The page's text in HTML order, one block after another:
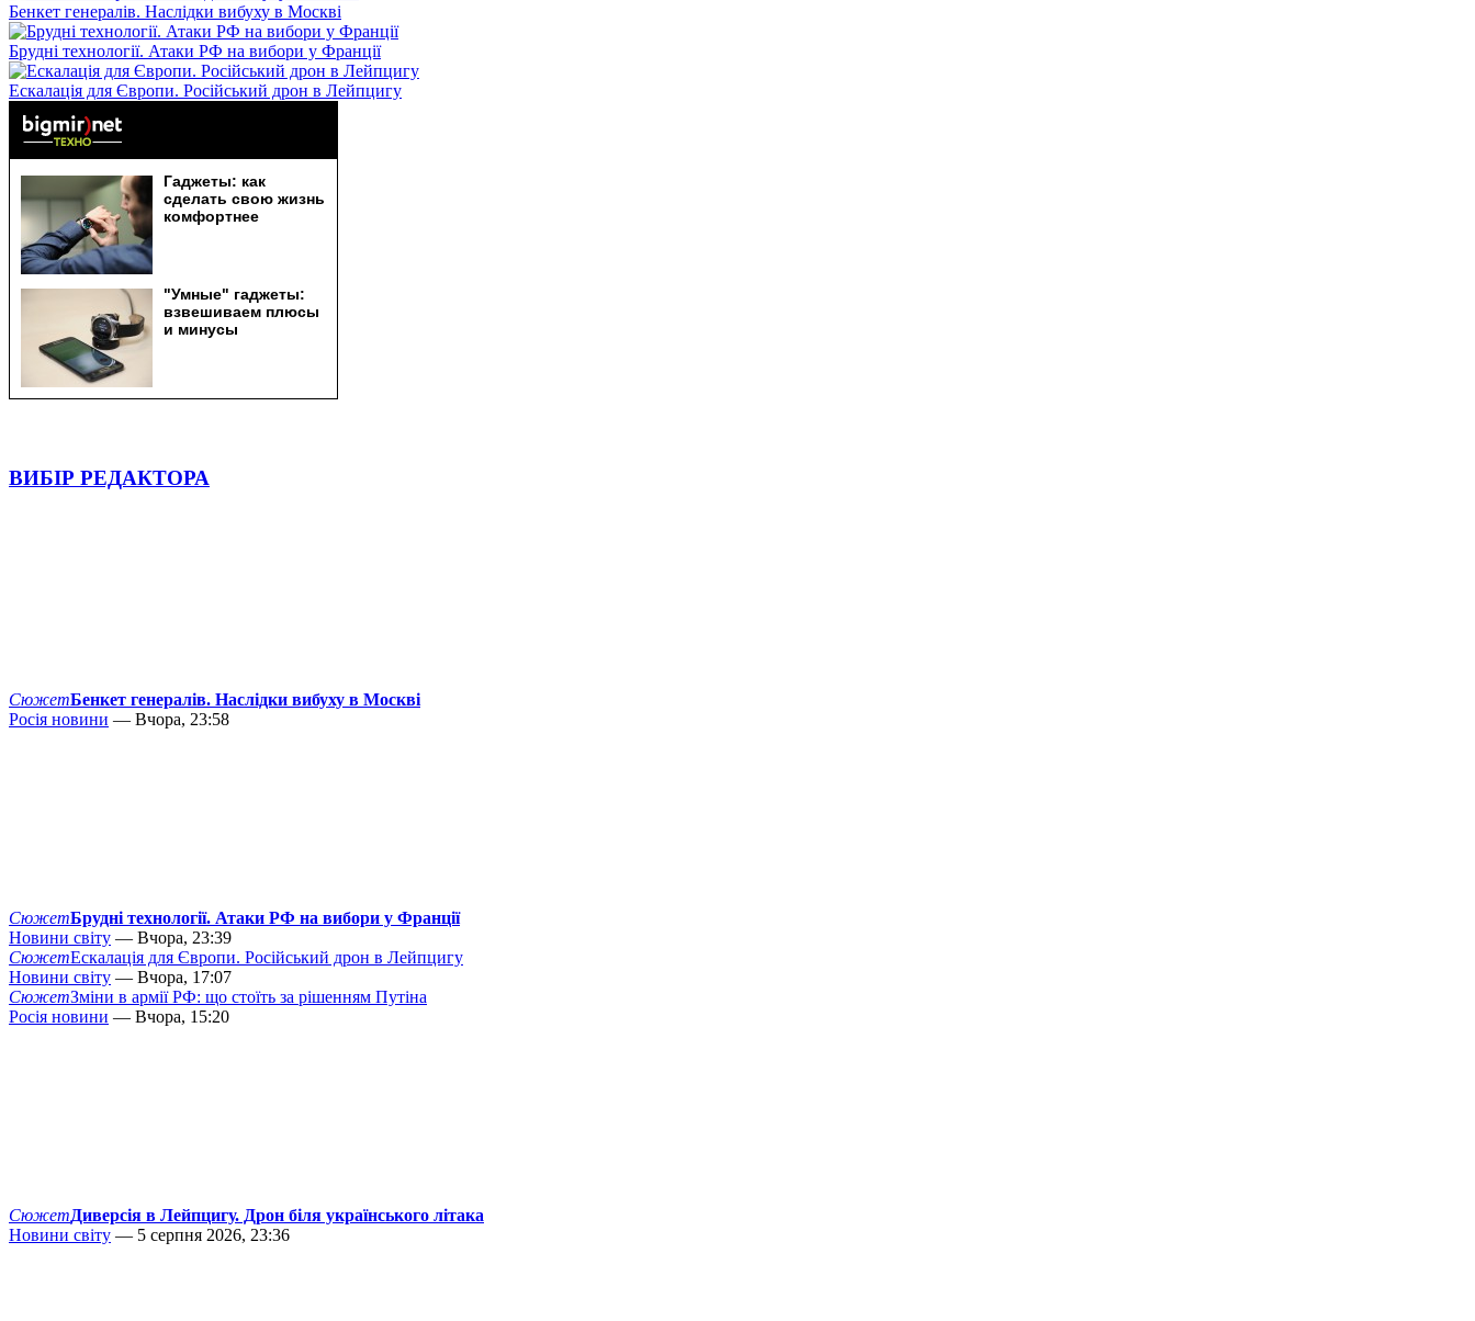
Бенкет генералів. Наслідки вибуху в Москві
Брудні технології. Атаки РФ на вибори у Франції
Ескалація для Європи. Російський дрон в Лейпцигу
ВИБІР РЕДАКТОРА
СюжетБенкет генералів. Наслідки вибуху в Москві
Росія новини — Вчора, 23:58
СюжетБрудні технології. Атаки РФ на вибори у Франції
Новини світу — Вчора, 23:39
СюжетЕскалація для Європи. Російський дрон в Лейпцигу
Новини світу — Вчора, 17:07
СюжетЗміни в армії РФ: що стоїть за рішенням Путіна
Росія новини — Вчора, 15:20
СюжетДиверсія в Лейпцигу. Дрон біля українського літака
Новини світу — 5 серпня 2026, 23:36